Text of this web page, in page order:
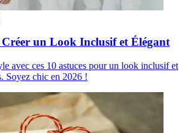
Créer un Look Inclusif et Élégant
avec ces 10 astuces pour un look inclusif et
Soyez chic en 2026 !